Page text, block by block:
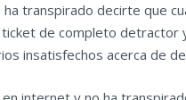
transpirado decirte que
de completo
insatisfechos acerca de